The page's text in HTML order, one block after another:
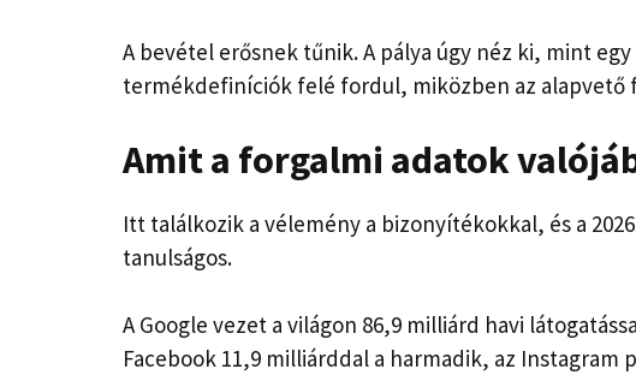
A bevétel erősnek tűnik. A pálya úgy néz ki, mint
termékdefiníciók felé fordul, miközben az alapvető
Amit a forgalmi adatok
Itt találkozik a vélemény a bizonyítékokkal, és a
tanulságos.
A Google vezet a világon 86,9 milliárd havi
Facebook 11,9 milliárddal a harmadik, az Instagram